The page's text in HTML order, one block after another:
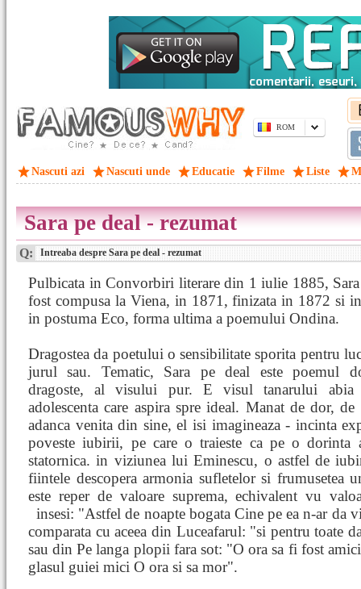
ROM
Nascuti azi Nascuti unde Educatie Filme Liste
Sara pe deal - rezumat
Q: Intreaba despre Sara pe deal - rezumat
Pulbicata in Convorbiri literare din 1 iulie 1885, Sara
fost compusa la Viena, in 1871, finizata in 1872 si
in postuma Eco, forma ultima a poemului Ondina.
Dragostea da poetului o sensibilitate sporita pentru
jurul sau. Tematic, Sara pe deal este poemul
dragoste, al visului pur. E visul tanarului
adolescenta care aspira spre ideal. Manat de dor,
adanca venita din sine, el isi imagineaza - incinta
poveste iubirii, pe care o traieste ca pe o dorinta
statornica. in viziunea lui Eminescu, o astfel de
fiintele descopera armonia sufletelor si frumusetea
este reper de valoare suprema, echivalent vu
insesi: "Astfel de noapte bogata Cine pe ea n-ar da
comparata cu aceea din Luceafarul: "si pentru toate
sau din Pe langa plopii fara sot: "O ora sa fi fost
glasul guiei mici O ora si sa mor".